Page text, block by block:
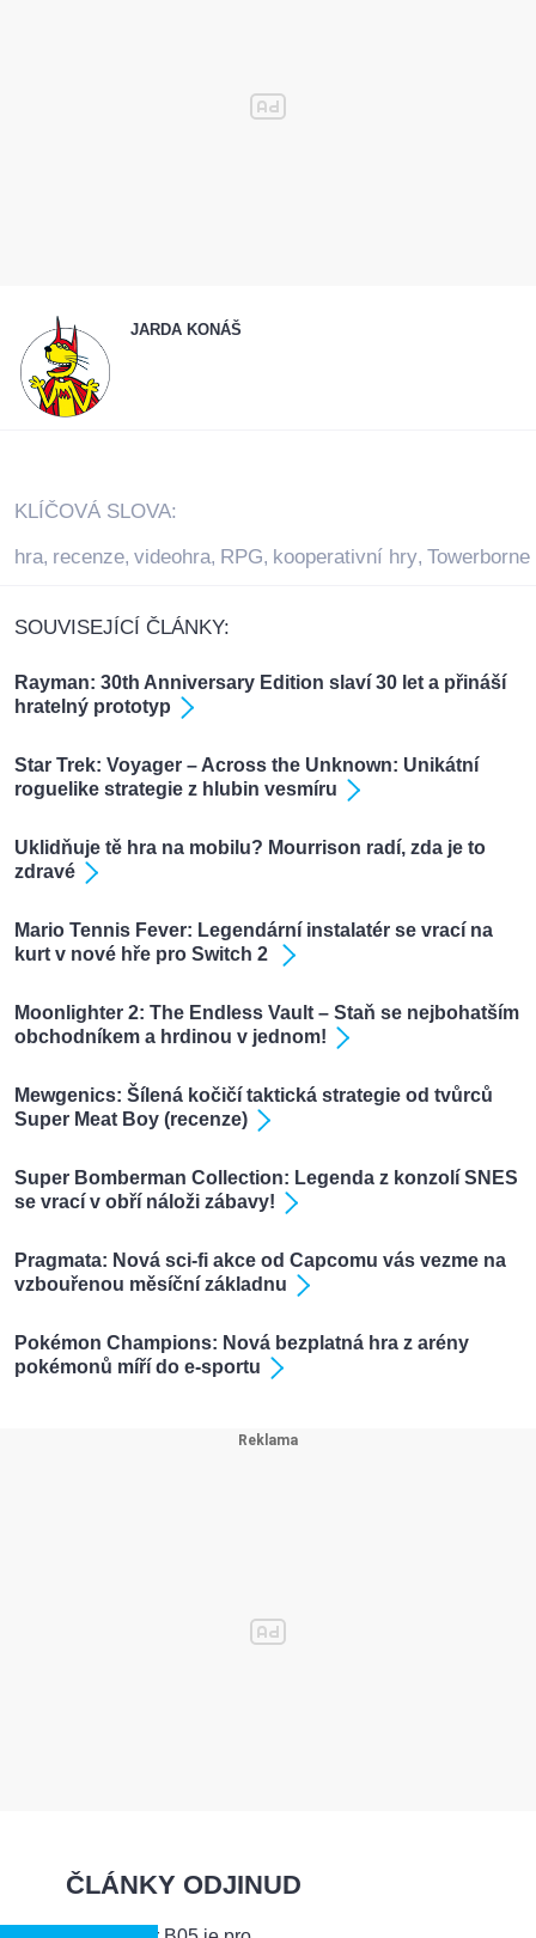
JARDA KONÁŠ
KLÍČOVÁ SLOVA:
hra, recenze, videohra, RPG, kooperativní hry, Towerborne
SOUVISEJÍCÍ ČLÁNKY:
Rayman: 30th Anniversary Edition slaví 30 let a přináší
hratelný prototyp
Star Trek: Voyager – Across the Unknown: Unikátní
roguelike strategie z hlubin vesmíru
Uklidňuje tě hra na mobilu? Mourrison radí, zda je to
zdravé
Mario Tennis Fever: Legendární instalatér se vrací na
kurt v nové hře pro Switch 2
Moonlighter 2: The Endless Vault – Staň se nejbohatším
obchodníkem a hrdinou v jednom!
Mewgenics: Šílená kočičí taktická strategie od tvůrců
Super Meat Boy (recenze)
Super Bomberman Collection: Legenda z konzolí SNES
se vrací v obří náloži zábavy!
Pragmata: Nová sci-fi akce od Capcomu vás vezme na
vzbouřenou měsíční základnu
Pokémon Champions: Nová bezplatná hra z arény
pokémonů míří do e-sportu
ČLÁNKY ODJINUD